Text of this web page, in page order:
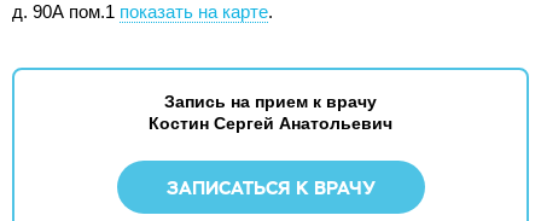
д. 90А пом.1 показать на карте.
Запись на прием к врачу
Костин Сергей Анатольевич
ЗАПИСАТЬСЯ К ВРАЧУ